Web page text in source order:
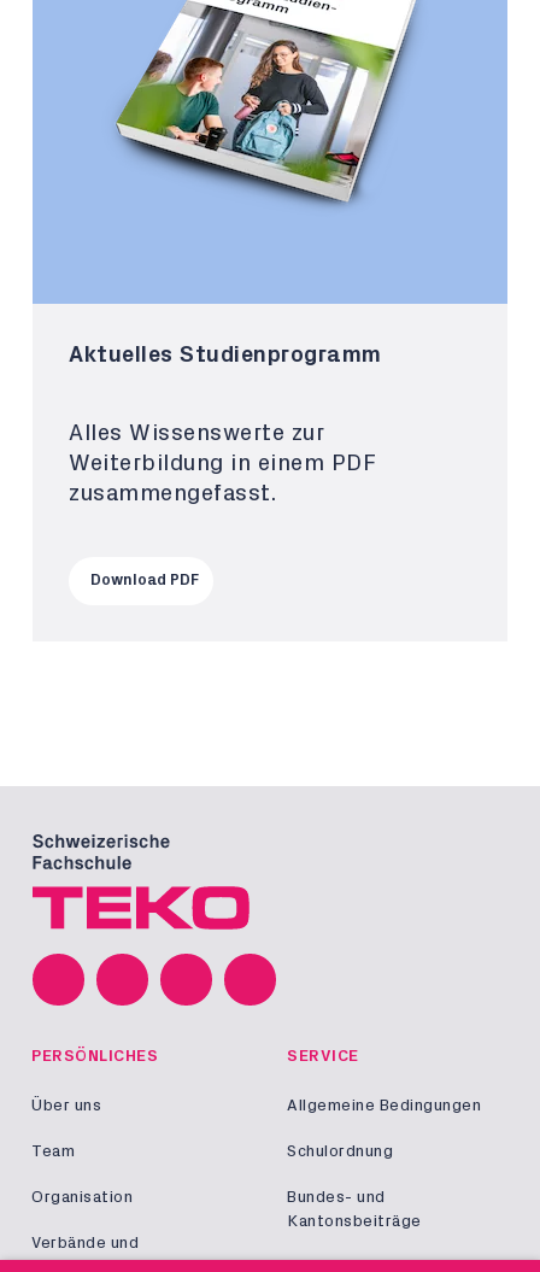
Aktuelles Studienprogramm
Alles Wissenswerte zur
Weiterbildung in einem PDF
zusammengefasst.
Download PDF
PERSÖNLICHES
Über uns
Team
Organisation
Verbände und
SERVICE
Allgemeine Bedingungen
Schulordnung
Bundes- und
Kantonsbeiträge